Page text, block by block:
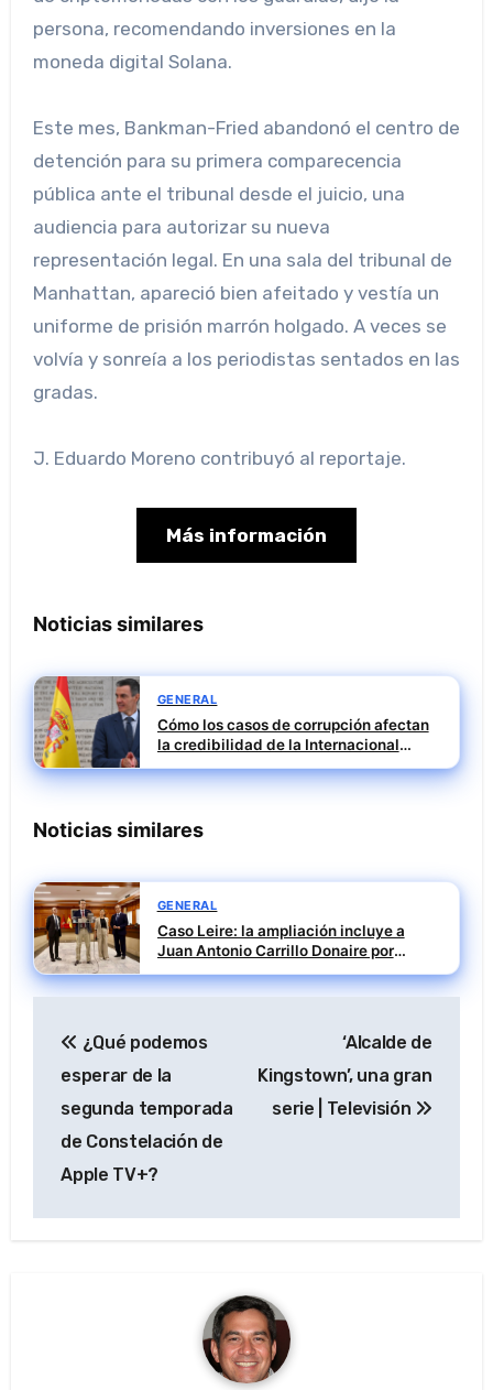
persona, recomendando inversiones en la
moneda digital Solana.
Este mes, Bankman-Fried abandonó el centro de
detención para su primera comparecencia
pública ante el tribunal desde el juicio, una
audiencia para autorizar su nueva
representación legal. En una sala del tribunal de
Manhattan, apareció bien afeitado y vestía un
uniforme de prisión marrón holgado. A veces se
volvía y sonreía a los periodistas sentados en las
gradas.
J. Eduardo Moreno contribuyó al reportaje.
Más información
Noticias similares
GENERAL
Cómo los casos de corrupción afectan
la credibilidad de la Internacional
Socialista
Noticias similares
GENERAL
Caso Leire: la ampliación incluye a
Juan Antonio Carrillo Donaire por
informes jurídicos cuestionados
de
entradas
¿Qué podemos
esperar de la
segunda temporada
de Constelación de
Apple TV+?
‘Alcalde de
Kingstown’, una gran
serie | Televisión